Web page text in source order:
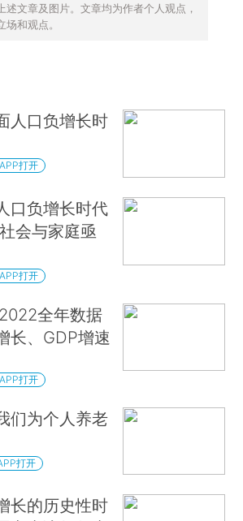
述文章及图片。文章均为作者个人观点，
和观点。
人口负增长时
APP打开
口负增长时代
会与家庭亟
APP打开
全年数据
长、GDP增速
APP打开
们为个人养老
打开
长的历史性时